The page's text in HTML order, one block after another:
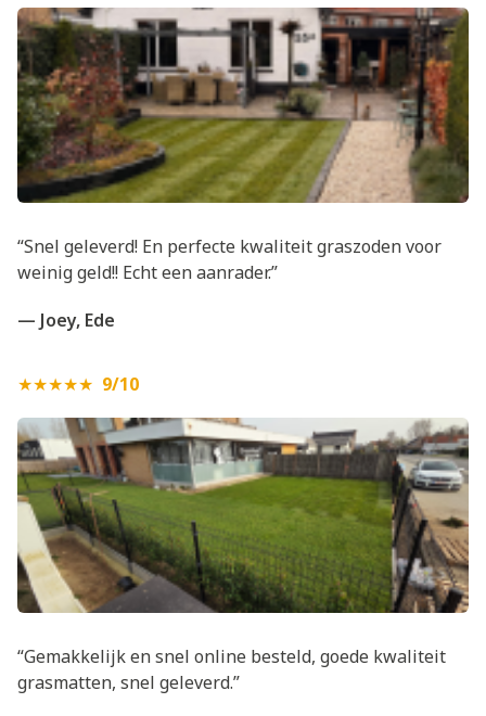
“Snel geleverd! En perfecte kwaliteit graszoden voor
weinig geld!! Echt een aanrader.”
— Joey, Ede
★★★★★ 9/10
“Gemakkelijk en snel online besteld, goede kwaliteit
grasmatten, snel geleverd.”